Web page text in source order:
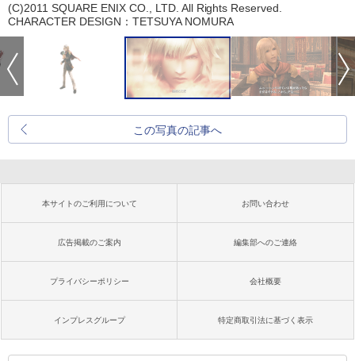
(C)2011 SQUARE ENIX CO., LTD. All Rights Reserved.
CHARACTER DESIGN：TETSUYA NOMURA
この写真の記事へ
本サイトのご利用について お問い合わせ
広告掲載のご案内 編集部へのご連絡
プライバシーポリシー 会社概要
インプレスグループ 特定商取引法に基づく表示